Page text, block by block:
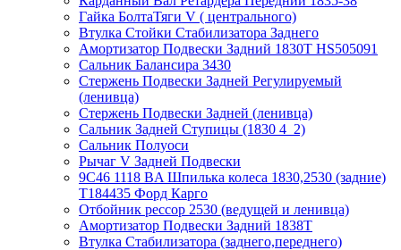
Гайка БолтаТяги V ( центрального)
Втулка Стойки Стабилизатора Заднего
Амортизатор Подвески Задний 1830Т HS505091
Сальник Балансира 3430
Стержень Подвески Задней Регулируемый
(ленивца)
Стержень Подвески Задней (ленивца)
Сальник Задней Ступицы (1830 4_2)
Сальник Полуоси
Рычаг V Задней Подвески
9C46 1118 BA Шпилька колеса 1830,2530 (задние)
T184435 Форд Карго
Отбойник рессор 2530 (ведущей и ленивца)
Амортизатор Подвески Задний 1838Т
Втулка Стабилизатора (заднего,переднего)